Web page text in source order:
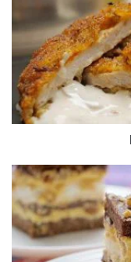
Kolač
Atina